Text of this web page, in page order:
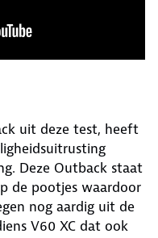
uit deze test, heeft
Deze Outback staat
de pootjes waardoor
nog aardig uit de
V60 XC dat ook